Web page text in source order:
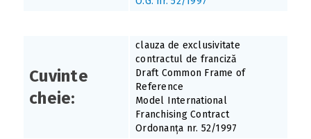
Cuvinte
cheie:
clauza de exclusivitate
contractul de franciză
Draft Common Frame of
Reference
Model International
Franchising Contract
Ordonanța nr. 52/1997